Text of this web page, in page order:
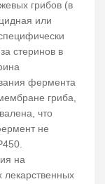
грибов (в
или
стеринов в
фермента
гриба,
что
не
на
лекарственных